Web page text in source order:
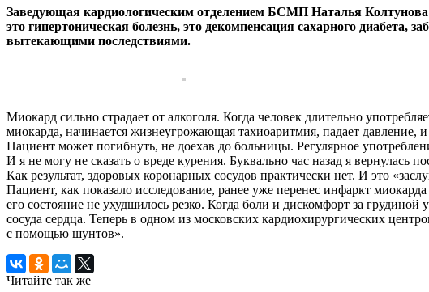
Заведующая кардиологическим отделением БСМП Наталья Колтунова
это гипертоническая болезнь, это декомпенсация сахарного диабета,
вытекающими последствиями.
Миокард сильно страдает от алкоголя. Когда человек длительно
миокарда, начинается жизнеугрожающая тахиоаритмия, падает давление,
Пациент может погибнуть, не доехав до больницы. Регулярное
И я не могу не сказать о вреде курения. Буквально час назад я
Как результат, здоровых коронарных сосудов практически нет. И это
Пациент, как показало исследование, ранее уже перенес инфаркт
его состояние не ухудшилось резко. Когда боли и дискомфорт за
сосуда сердца. Теперь в одном из московских кардиохирургических
с помощью шунтов».
Читайте так же